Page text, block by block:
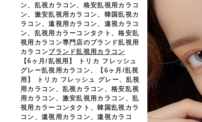
ン、乱視カラコン、格安乱視用カラコ
ン、激安乱視用カラコン、韓国乱視カ
ラコン、遠視用カラコン、遠視カラコ
ン、乱視用カラーコンタクト、格安乱
視用カラコン専門店のブランド乱視用
カラコンブランド乱視用カラコン
【6ヶ月/乱視用】 トリカ フレッシュ
グレー乱視用カラコン、
【6ヶ月/乱視
用】 トリカ フレッシュ グレー、乱視
用カラコン、乱視カラコン、格安乱視
用カラコン、激安乱視用カラコン、乱
視用カラーコンタクト、韓国乱視カラ
コン、遠視用カラコン、遠視カラコ